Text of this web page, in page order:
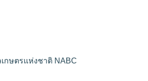
กษตรแห่งชาติ NABC